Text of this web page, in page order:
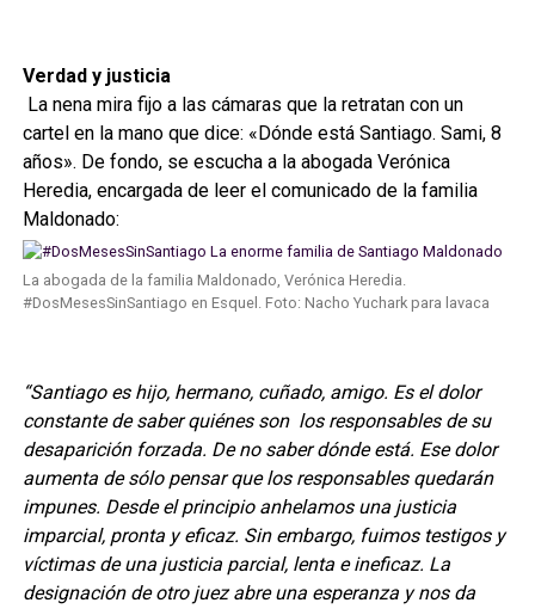
Verdad y justicia
La nena mira fijo a las cámaras que la retratan con un
cartel en la mano que dice: «Dónde está Santiago. Sami, 8
años». De fondo, se escucha a la abogada Verónica
Heredia, encargada de leer el comunicado de la familia
Maldonado:
La abogada de la familia Maldonado, Verónica Heredia.
#DosMesesSinSantiago en Esquel. Foto: Nacho Yuchark para lavaca
“Santiago es hijo, hermano, cuñado, amigo. Es el dolor
constante de saber quiénes son los responsables de su
desaparición forzada. De no saber dónde está. Ese dolor
aumenta de sólo pensar que los responsables quedarán
impunes. Desde el principio anhelamos una justicia
imparcial, pronta y eficaz. Sin embargo, fuimos testigos y
víctimas de una justicia parcial, lenta e ineficaz. La
designación de otro juez abre una esperanza y nos da